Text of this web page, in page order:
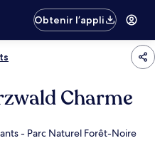
Obtenir l’appli
Charme
- Parc Naturel Forêt-Noire